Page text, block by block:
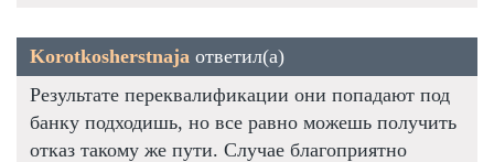
Korotkosherstnaja ответил(а)
Результате переквалификации они попадают под
банку подходишь, но все равно можешь получить
отказ такому же пути. Случае благоприятно